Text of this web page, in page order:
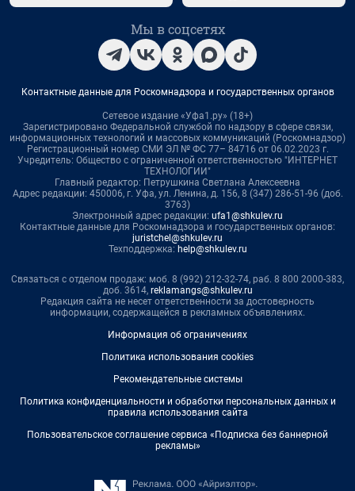
Мы в соцсетях
Контактные данные для Роскомнадзора и государственных органов
Сетевое издание «Уфа1.ру» (18+)
Зарегистрировано Федеральной службой по надзору в сфере связи,
информационных технологий и массовых коммуникаций (Роскомнадзор)
Регистрационный номер СМИ ЭЛ № ФС 77– 84716 от 06.02.2023 г.
Учредитель: Общество с ограниченной ответственностью "ИНТЕРНЕТ
ТЕХНОЛОГИИ"
Главный редактор: Петрушкина Светлана Алексеевна
Адрес редакции: 450006, г. Уфа, ул. Ленина, д. 156, 8 (347) 286-51-96 (доб.
3763)
Электронный адрес редакции: ufa1@shkulev.ru
Контактные данные для Роскомнадзора и государственных органов:
juristchel@shkulev.ru
Техподдержка: help@shkulev.ru
Связаться с отделом продаж: моб. 8 (992) 212-32-74, раб. 8 800 2000-383,
доб. 3614, reklamangs@shkulev.ru
Редакция сайта не несет ответственности за достоверность
информации, содержащейся в рекламных объявлениях.
Информация об ограничениях
Политика использования cookies
Рекомендательные системы
Политика конфиденциальности и обработки персональных данных и
правила использования сайта
Пользовательское соглашение сервиса «Подписка без баннерной
рекламы»